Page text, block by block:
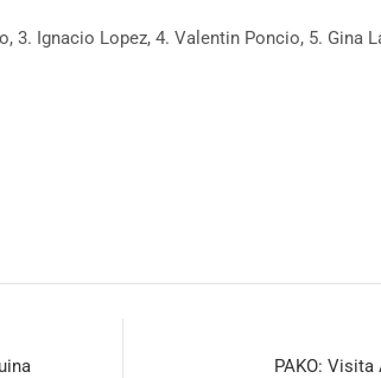
3. Ignacio Lopez, 4. Valentin Poncio, 5. Gina
PAKO: